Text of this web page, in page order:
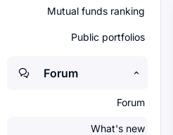
Mutual funds ranking
Public portfolios
Forum
Forum
What's new